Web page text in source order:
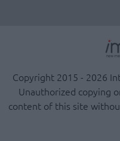
Copyright 2015 - 2026
Unauthorized copying
content of this site